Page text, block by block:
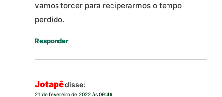
vamos torcer para reciperarmos o tempo
perdido.
Responder
Jotapêdisse:
21 de fevereiro de 2022 às 09:49